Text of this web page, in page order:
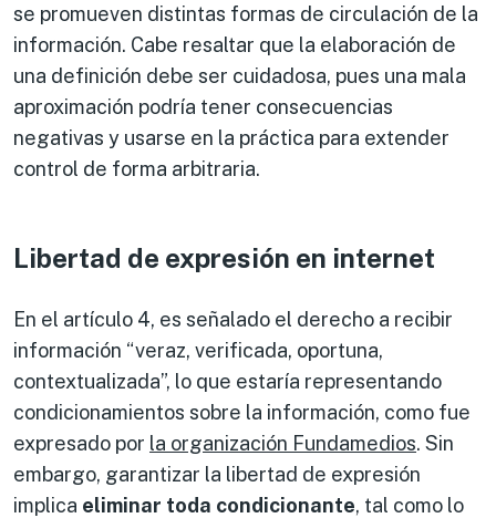
se promueven distintas formas de circulación de la
información. Cabe resaltar que la elaboración de
una definición debe ser cuidadosa, pues una mala
aproximación podría tener consecuencias
negativas y usarse en la práctica para extender
control de forma arbitraria.
Libertad de expresión en internet
En el artículo 4, es señalado el derecho a recibir
información “veraz, verificada, oportuna,
contextualizada”, lo que estaría representando
condicionamientos sobre la información, como fue
expresado por la organización Fundamedios. Sin
embargo, garantizar la libertad de expresión
implica eliminar toda condicionante, tal como lo